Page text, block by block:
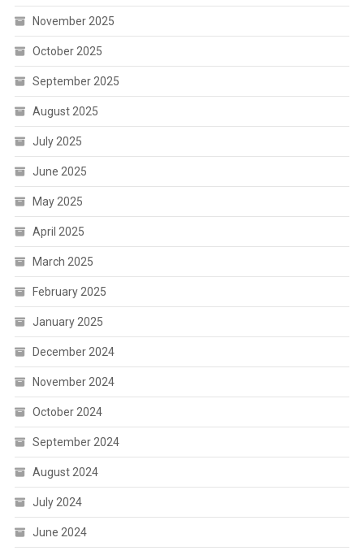
November 2025
October 2025
September 2025
August 2025
July 2025
June 2025
May 2025
April 2025
March 2025
February 2025
January 2025
December 2024
November 2024
October 2024
September 2024
August 2024
July 2024
June 2024